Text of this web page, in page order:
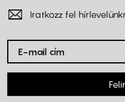
Iratkozz fel